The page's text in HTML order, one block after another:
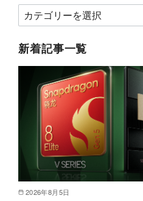
カ
テ
ゴ
新着記事一覧
2026年8月5日